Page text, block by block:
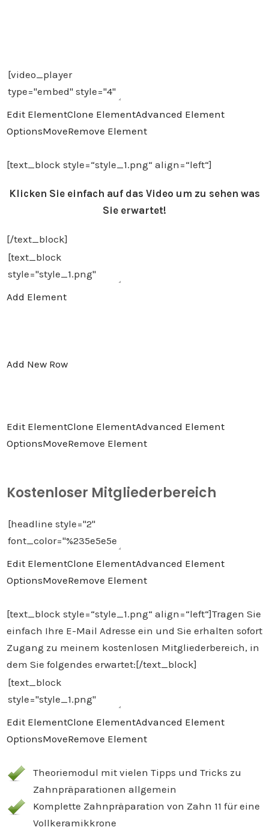
Edit ElementClone ElementAdvanced Element
OptionsMoveRemove Element
[text_block style=“style_1.png“ align=“left“]
Klicken Sie einfach auf das Video um zu sehen was
Sie erwartet!
[/text_block]
Add Element
Add New Row
Edit ElementClone ElementAdvanced Element
OptionsMoveRemove Element
Kostenloser Mitgliederbereich
Edit ElementClone ElementAdvanced Element
OptionsMoveRemove Element
[text_block style=“style_1.png“ align=“left“]Tragen Sie
einfach Ihre E-Mail Adresse ein und Sie erhalten sofort
Zugang zu meinem kostenlosen Mitgliederbereich, in
dem Sie folgendes erwartet:[/text_block]
Edit ElementClone ElementAdvanced Element
OptionsMoveRemove Element
Theoriemodul mit vielen Tipps und Tricks zu
Zahnpräparationen allgemein
Komplette Zahnpräparation von Zahn 11 für eine
Vollkeramikkrone